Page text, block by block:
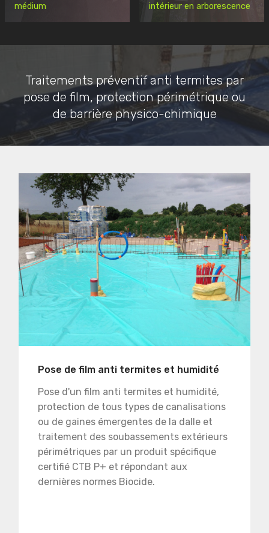
médium
intérieur en arborescence
Traitements préventif anti termites par
pose de film, protection périmétrique ou
de barrière physico-chimique
Pose de film anti termites et humidité
Pose d'un film anti termites et humidité,
protection de tous types de canalisations
ou de gaines émergentes de la dalle et
traitement des soubassements extérieurs
périmétriques par un produit spécifique
certifié CTB P+ et répondant aux
dernières normes Biocide.